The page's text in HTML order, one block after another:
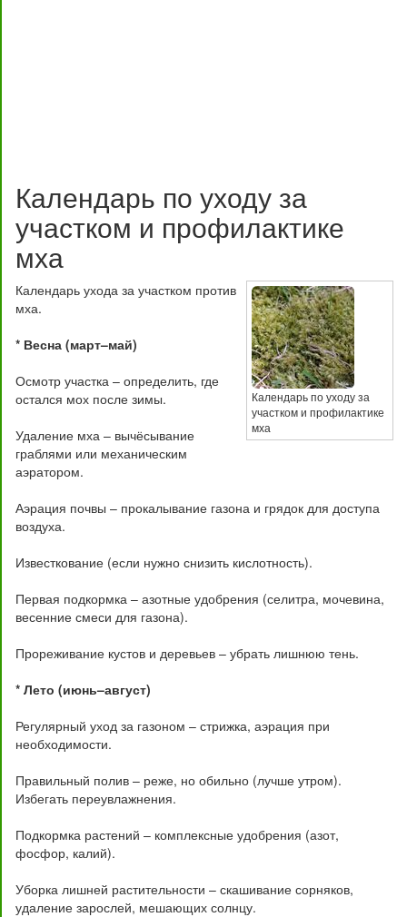
Календарь по уходу за
участком и профилактике
мха
Календарь по уходу за
участком и профилактике
мха
Календарь ухода за участком против
мха.
* Весна (март–май)
Осмотр участка – определить, где
остался мох после зимы.
Удаление мха – вычёсывание
граблями или механическим
аэратором.
Аэрация почвы – прокалывание газона и грядок для доступа
воздуха.
Известкование (если нужно снизить кислотность).
Первая подкормка – азотные удобрения (селитра, мочевина,
весенние смеси для газона).
Прореживание кустов и деревьев – убрать лишнюю тень.
* Лето (июнь–август)
Регулярный уход за газоном – стрижка, аэрация при
необходимости.
Правильный полив – реже, но обильно (лучше утром).
Избегать переувлажнения.
Подкормка растений – комплексные удобрения (азот,
фосфор, калий).
Уборка лишней растительности – скашивание сорняков,
удаление зарослей, мешающих солнцу.